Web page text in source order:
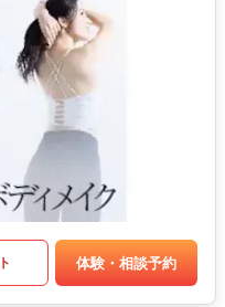
体験・相談予約